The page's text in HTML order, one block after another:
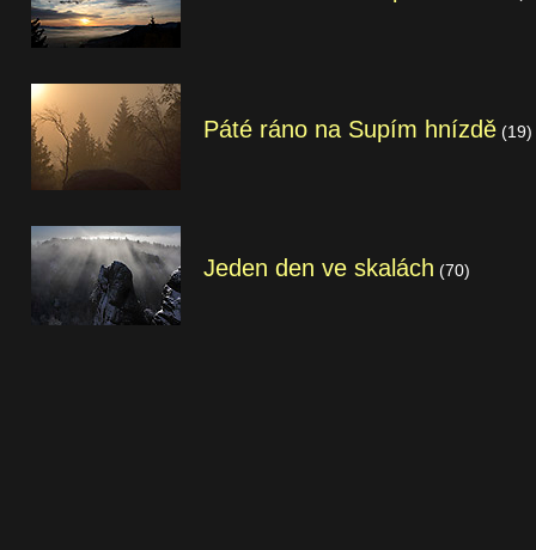
Páté ráno na Supím hnízdě (19)
Jeden den ve skalách (70)